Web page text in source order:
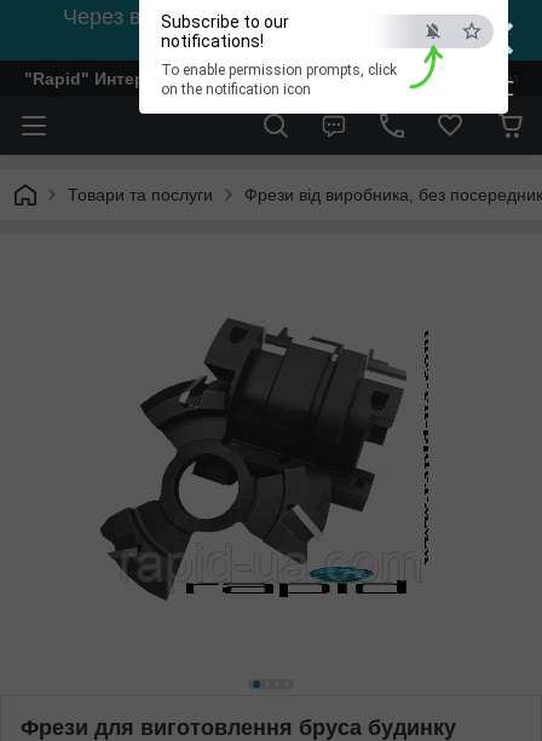
×
ESC
Subscribe to our
notifications!
To enable permission prompts, click
on the notification icon
Через відсутність світла, зв'язок на viber
0978002056
"Rapid" Интернет-магазин деревообрабатывающего
Товари та послуги Фрези від виробника, без
Фрези для виготовлення бруса будинку